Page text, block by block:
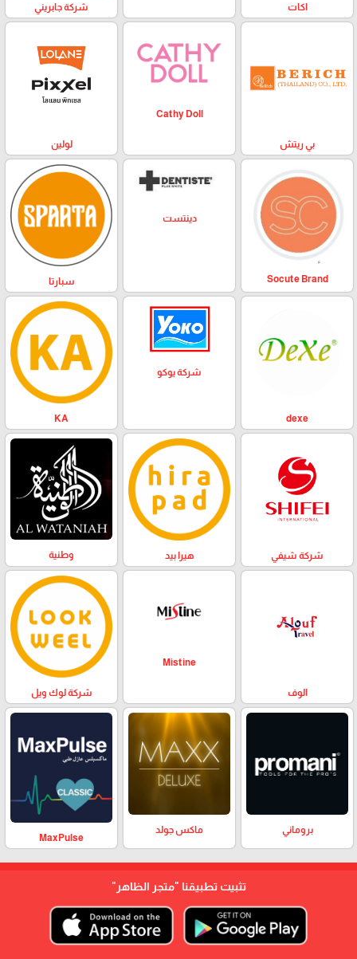
اكات شركة جابريني
بي ريتش
Cathy Doll
لولين
Socute Brand
دينتست
سبارتا
dexe
شركة يوكو
KA
شركة شيفي هيرا بيد وطنية
الوف
Mistine
شركة لوك ويل
بروماني ماكس جولد
MaxPulse
تثبيت تطبيقنا "متجر الظاهر"